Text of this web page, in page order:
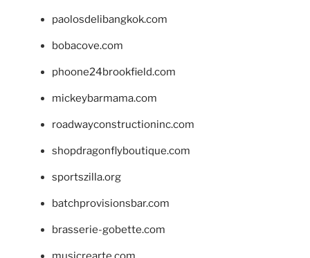
paolosdelibangkok.com
bobacove.com
phoone24brookfield.com
mickeybarmama.com
roadwayconstructioninc.com
shopdragonflyboutique.com
sportszilla.org
batchprovisionsbar.com
brasserie-gobette.com